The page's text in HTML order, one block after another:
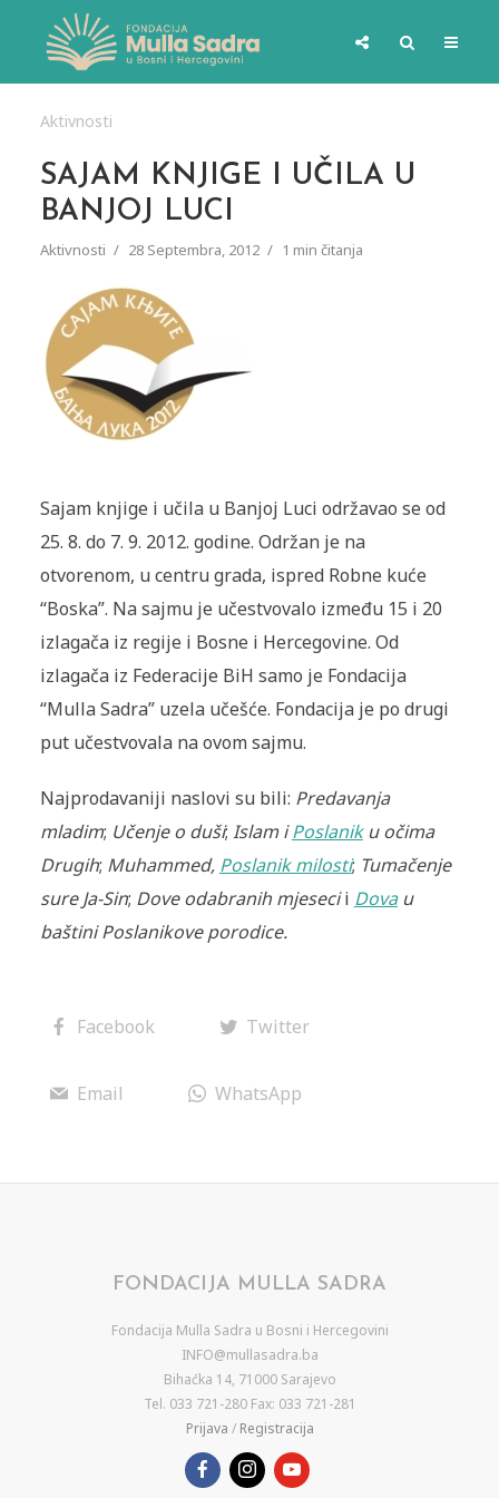
Aktivnosti
SAJAM KNJIGE I UČILA U
BANJOJ LUCI
Aktivnosti 28 Septembra, 2012 1 min čitanja
Sajam knjige i učila u Banjoj Luci održavao se od
25. 8. do 7. 9. 2012. godine. Održan je na
otvorenom, u centru grada, ispred Robne kuće
“Boska”. Na sajmu je učestvovalo između 15 i 20
izlagača iz regije i Bosne i Hercegovine. Od
izlagača iz Federacije BiH samo je Fondacija
“Mulla Sadra” uzela učešće. Fondacija je po drugi
put učestvovala na ovom sajmu.
Najprodavaniji naslovi su bili: Predavanja
mladim; Učenje o duši; Islam iPoslaniku očima
Drugih; Muhammed, Poslanik milosti; Tumačenje
sure Ja-Sin; Dove odabranih mjesecii Dovau
baštini Poslanikove porodice.
Facebook Twitter
Email WhatsApp
FONDACIJA MULLA SADRA
Fondacija Mulla Sadra u Bosni i Hercegovini
INFO@mullasadra.ba
Bihaćka 14, 71000 Sarajevo
Tel. 033 721-280 Fax: 033 721-281
Prijava / Registracija